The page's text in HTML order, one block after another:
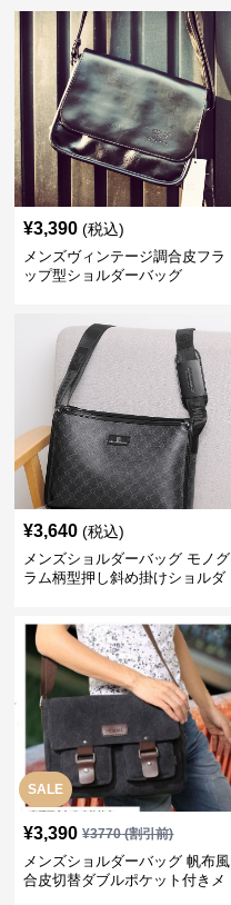
¥3,390 (税込)
メンズヴィンテージ調合皮フラ
ップ型ショルダーバッグ
¥3,640 (税込)
メンズショルダーバッグ モノグ
ラム柄型押し斜め掛けショルダ
SALE
¥3,390 ¥3770(割引前)
メンズショルダーバッグ 帆布風
合皮切替ダブルポケット付きメ